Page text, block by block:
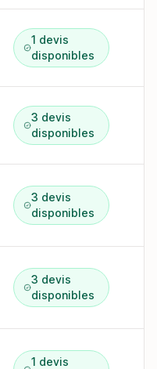
1 devis
disponibles
3 devis
disponibles
3 devis
disponibles
3 devis
disponibles
1 devis